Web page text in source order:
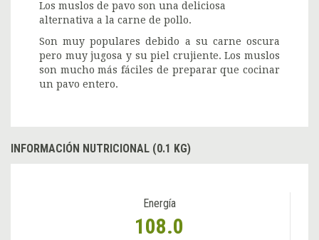
Los muslos de pavo son una deliciosa
alternativa a la carne de pollo.
Son muy populares debido a su carne oscura
pero muy jugosa y su piel crujiente. Los muslos
son mucho más fáciles de preparar que cocinar
un pavo entero.
INFORMACIÓN NUTRICIONAL (0.1 KG)
Energía
108.0